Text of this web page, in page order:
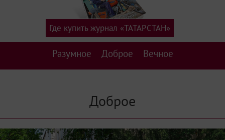
Разумное Доброе Вечное
Где купить журнал «ТАТАРСТАН»
Доброе